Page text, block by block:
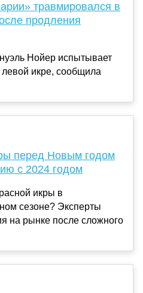
травмировался в
продления
Нойер испытывает
икре, сообщила
перед Новым годом
с 2024 годом
икры в
сезоне? Эксперты
на рынке после сложного